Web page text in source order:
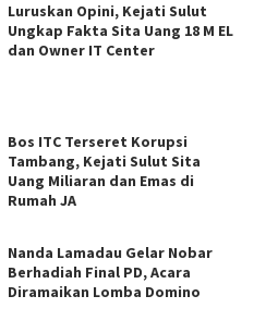
Luruskan Opini, Kejati Sulut
Ungkap Fakta Sita Uang 18 M EL
dan Owner IT Center
Bos ITC Terseret Korupsi
Tambang, Kejati Sulut Sita
Uang Miliaran dan Emas di
Rumah JA
Nanda Lamadau Gelar Nobar
Berhadiah Final PD, Acara
Diramaikan Lomba Domino